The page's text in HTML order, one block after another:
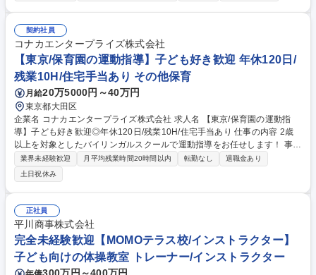
など社会性の教育 ■保護者対応やコミュニケーション ■SNS発信やイベン
ト運営補助 【業務の流れ】出社後、事務作業やレッスン準備。お昼を休憩
を挟んで、午後からレッスン開始。1レッスン50分×4～5クラス（土日7～
8クラス）担当していただきます。レッスン終了後、ミーティングや掃除
などの閉店作業がございます。 募集職種 未経験歓迎【体操教室インスト
ラクター/23区】子供好き必見/正社員登用実績90%
契約社員
コナカエンタープライズ株式会社
【東京/保育園の運動指導】子ども好き歓迎 年休120日/
残業10H/住宅手当あり その他保育
月給20万5000円～40万円
東京都大田区
企業名 コナカエンタープライズ株式会社 求人名 【東京/保育園の運動指
導】子ども好き歓迎◎年休120日/残業10H/住宅手当あり 仕事の内容 2歳
以上を対象としたバイリンガルスクールで運動指導をお任せします！ 事務
作業や運動指導は交代で行い、効率化を徹底し20時には完全退園です！幅
広い年代層の方が活躍されています♪ 【業務内容】 独自の運動指導コンテ
ンツに基づき、跳び箱やマット運動、球技などのレッスンを行います。1
クラス30名程を外国人講師と共に担当。 ■英語は話せなくてOK！「身体
を動かす楽しさ」を伝えるのが主役です。 レッスン外では着替えの介助な
どの保育補助、運動会の企画・運営も行います。紳士服のコナカグループ
で安定感ばっちりです◎ 募集職種 【東京/保育園の運動指導】子ども好き
歓迎◎年休120日/残業10H/住宅手当あり
業界未経験歓迎 月平均残業時間20時間以内 転勤なし
退職金あり
土日祝休み
正社員
平川商事株式会社
完全未経験歓迎【MOMOテラス校/インストラクター】
子ども向けの体操教室 トレーナー/インストラクター